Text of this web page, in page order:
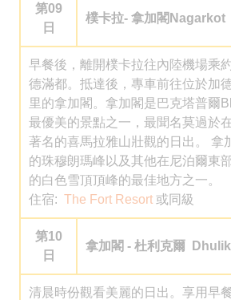
第09
日
樸卡拉- 拿加閣Nagarkot
早餐後，離開樸卡拉往內陸機場乘
德滿都。抵達後，專車前往位於加
里的拿加閣。拿加閣是巴克塔普爾
最優美的景點之一，最聞名莫過於
著名的喜馬拉雅山壯觀的日出。 拿
的珠穆朗瑪峰以及其他在尼泊爾東
的白色雪頂頂峰的最佳地方之一。
住宿: The Fort Resort 或同級
第10
日
拿加閣 - 杜利克爾
清晨時份觀看美麗的日出。享用早